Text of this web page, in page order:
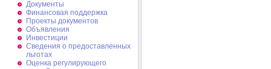
Документы
Финансовая поддержка
Проекты документов
Объявления
Инвестиции
Сведения о предоставленных
льготах
Оценка регулирующего